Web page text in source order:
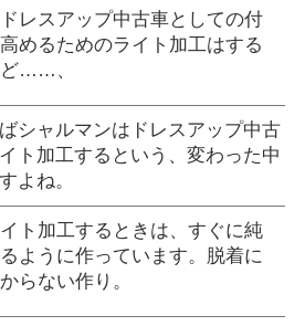
レスアップ中古車としての付
めるためのライト加工はする
……、
シャルマンはドレスアップ中古
ト加工するという、変わった中
よね。
ト加工するときは、すぐに純
ように作っています。脱着に
らない作り。